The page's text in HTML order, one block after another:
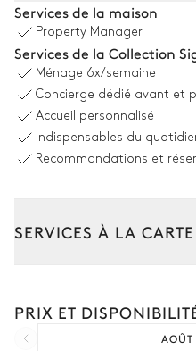
10 places
Piscine
Piscine
Jardin
Services de la maison
Property Manager
Services de la Collection
Ménage 6x/semaine
Concierge dédié avant et
Accueil personnalisé
Indispensables du
Recommandations et
SERVICES À LA CARTE
Transfert à l'arrivée et au
Courses livrées avant
PRIX ET